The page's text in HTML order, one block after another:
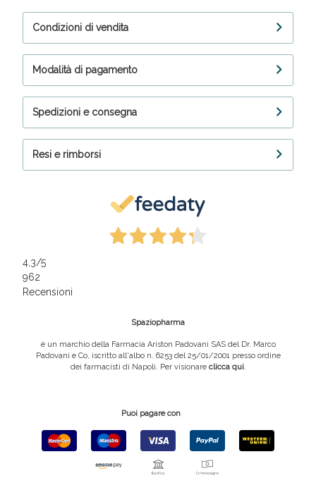
Condizioni di vendita
Modalità di pagamento
Spedizioni e consegna
Resi e rimborsi
4,3/5
962
Recensioni
Spaziopharma
è un marchio della Farmacia Ariston Padovani SAS del Dr. Marco
Padovani e Co, iscritto all'albo n. 6253 del 25/01/2001 presso ordine
dei farmacisti di Napoli. Per visionare clicca qui.
Puoi pagare con